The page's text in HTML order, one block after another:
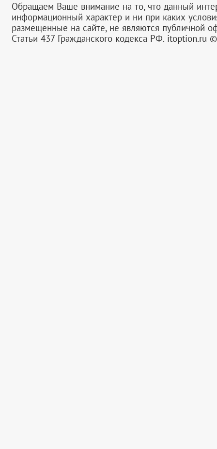
Обращаем Ваше внимание на то, что данный
информационный характер и ни при каких
размещенные на сайте, не являются публичной
Статьи 437 Гражданского кодекса РФ. itoption.ru